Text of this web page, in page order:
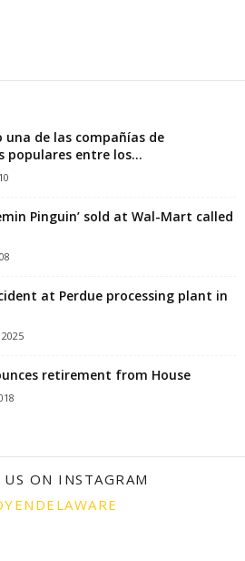
de las compañías de
populares entre los...
Pinguin’ sold at Wal-Mart called
at Perdue processing plant in
retirement from House
ON INSTAGRAM